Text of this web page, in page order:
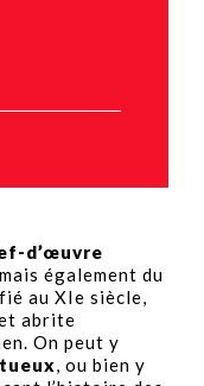
d’œuvre
mais également du
au XIe siècle,
abrite
On peut y
, ou bien y